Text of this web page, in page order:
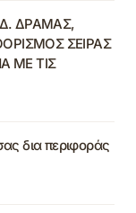
ΔΡΑΜΑΣ,
ΣΕΙΡΑΣ
ΜΕ ΤΙΣ
δια περιφοράς